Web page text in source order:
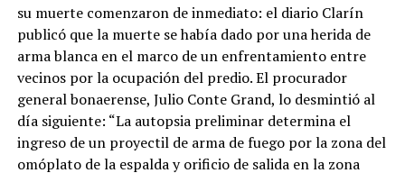
su muerte comenzaron de inmediato: el diario Clarín
publicó que la muerte se había dado por una herida de
arma blanca en el marco de un enfrentamiento entre
vecinos por la ocupación del predio. El procurador
general bonaerense, Julio Conte Grand, lo desmintió al
día siguiente: “La autopsia preliminar determina el
ingreso de un proyectil de arma de fuego por la zona del
omóplato de la espalda y orificio de salida en la zona